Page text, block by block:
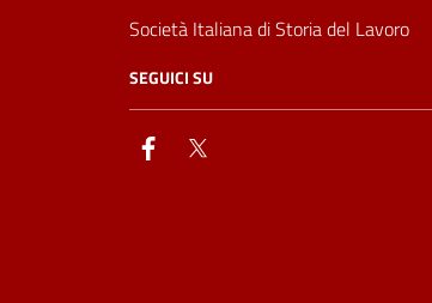
Società Italiana di Storia del Lavoro
SEGUICI SU
facebook